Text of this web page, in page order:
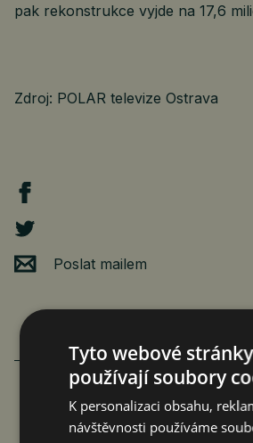
pak rekonstrukce vyjde na 17,6
Zdroj: POLAR televize Ostrava
Poslat mailem
FAMILIARITÉ: POETICKÉ
Tyto webové stránky
používají soubory
K personalizaci obsahu,
návštěvnosti používáme